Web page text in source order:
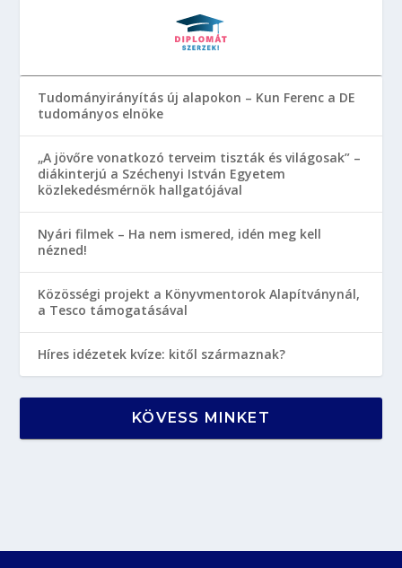
Tudományirányítás új alapokon – Kun Ferenc a DE
tudományos elnöke
„A jövőre vonatkozó terveim tiszták és világosak” –
diákinterjú a Széchenyi István Egyetem
közlekedésmérnök hallgatójával
Nyári filmek – Ha nem ismered, idén meg kell
nézned!
Közösségi projekt a Könyvmentorok Alapítványnál,
a Tesco támogatásával
Híres idézetek kvíze: kitől származnak?
KÖVESS MINKET